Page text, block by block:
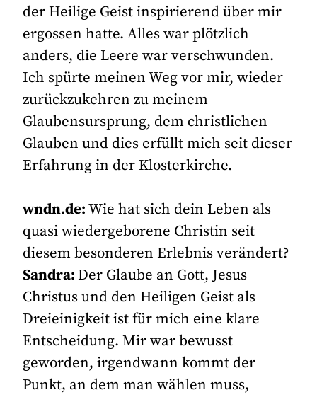
der Heilige Geist inspirierend über mir
ergossen hatte. Alles war plötzlich
anders, die Leere war verschwunden.
Ich spürte meinen Weg vor mir, wieder
zurückzukehren zu meinem
Glaubensursprung, dem christlichen
Glauben und dies erfüllt mich seit dieser
Erfahrung in der Klosterkirche.
wndn.de:Wie hat sich dein Leben als
quasi wiedergeborene Christin seit
diesem besonderen Erlebnis verändert?
Sandra: Der Glaube an Gott, Jesus
Christus und den Heiligen Geist als
Dreieinigkeit ist für mich eine klare
Entscheidung. Mir war bewusst
geworden, irgendwann kommt der
Punkt, an dem man wählen muss,